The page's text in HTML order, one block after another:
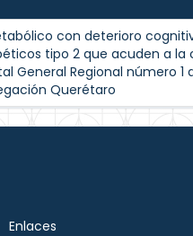
con deterioro
tipo 2 que acuden a la
General Regional número 1
Querétaro
Enlaces